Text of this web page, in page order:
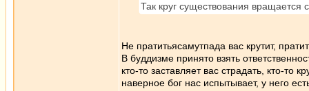
Так круг существования вращается
Не пратитьясамутпада вас крутит,
В буддизме принято взять
кто-то заставляет вас страдать, кто-то
наверное бог нас испытывает, у него